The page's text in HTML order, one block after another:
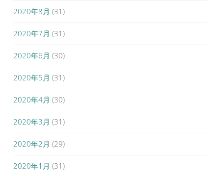
2020年8月 (31)
2020年7月 (31)
2020年6月 (30)
2020年5月 (31)
2020年4月 (30)
2020年3月 (31)
2020年2月 (29)
2020年1月 (31)